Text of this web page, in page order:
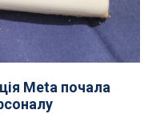
Meta почала